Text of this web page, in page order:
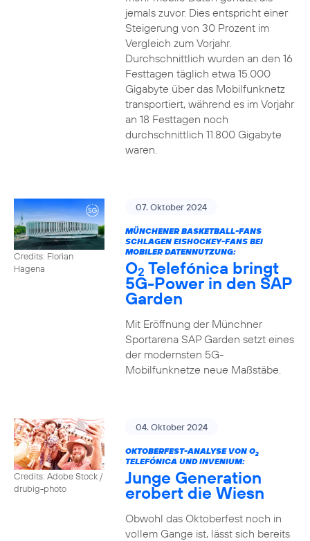
jemals zuvor. Dies entspricht einer
Steigerung von 30 Prozent im
Vergleich zum Vorjahr.
Durchschnittlich wurden an den 16
Festtagen täglich etwa 15.000
Gigabyte über das Mobilfunknetz
transportiert, während es im Vorjahr
an 18 Festtagen noch
durchschnittlich 11.800 Gigabyte
waren.
Credits: Florian
Hagena
07. Oktober 2024
MÜNCHENER BASKETBALL-FANS
SCHLAGEN EISHOCKEY-FANS BEI
MOBILER DATENNUTZUNG:
O2 Telefónica bringt
5G-Power in den SAP
Garden
Mit Eröffnung der Münchner
Sportarena SAP Garden setzt eines
der modernsten 5G-
Mobilfunknetze neue Maßstäbe.
Credits: Adobe Stock /
drubig-photo
04. Oktober 2024
OKTOBERFEST-ANALYSE VON O2
TELEFÓNICA UND INVENIUM:
Junge Generation
erobert die Wiesn
Obwohl das Oktoberfest noch in
vollem Gange ist, lässt sich bereits